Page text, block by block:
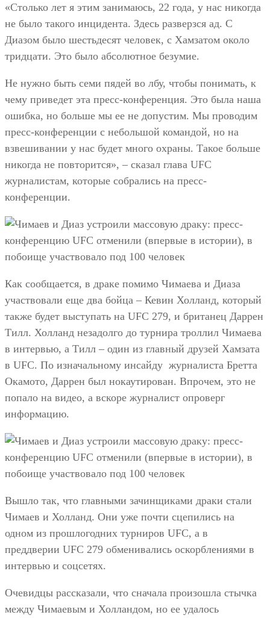
«Столько лет я этим занимаюсь, 22 года, у нас никогда
не было такого инцидента. Здесь разверзся ад. С
Диазом было шестьдесят человек, с Хамзатом около
тридцати. Это было абсолютное безумие.
Не нужно быть семи пядей во лбу, чтобы понимать, к
чему приведет эта пресс-конференция. Это была наша
ошибка, но больше мы ее не допустим. Мы проводим
пресс-конференции с небольшой командой, но на
взвешивании у нас будет много охраны. Такое больше
никогда не повторится», – сказал глава UFC
журналистам, которые собрались на пресс-
конференции.
Как сообщается, в драке помимо Чимаева и Диаза
участвовали еще два бойца – Кевин Холланд, который
также будет выступать на UFC 279, и британец Даррен
Тилл. Холланд незадолго до турнира троллил Чимаева
в интервью, а Тилл – один из главный друзей Хамзата
в UFC. По изначальному инсайду журналиста Бретта
Окамото, Даррен был нокаутирован. Впрочем, это не
попало на видео, а вскоре журналист опроверг
информацию.
Вышло так, что главными зачинщиками драки стали
Чимаев и Холланд. Они уже почти сцепились на
одном из прошлогодних турниров UFC, а в
преддверии UFC 279 обменивались оскорблениями в
интервью и соцсетях.
Очевидцы рассказали, что сначала произошла стычка
между Чимаевым и Холландом, но ее удалось